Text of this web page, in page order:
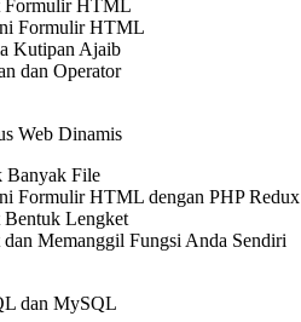
Formulir HTML
Formulir HTML
Kutipan Ajaib
dan Operator
Web Dinamis
Banyak File
Formulir HTML dengan PHP Redux
Bentuk Lengket
dan Memanggil Fungsi Anda Sendiri
dan MySQL